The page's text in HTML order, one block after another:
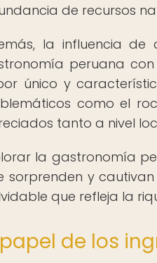
de recursos
la influencia
peruana
único y
como el
tanto a nivel
la gastronomía
sorprenden y
que refleja la
papel de los